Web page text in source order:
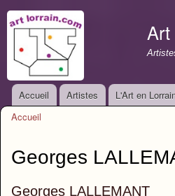
Art
Menu principal
Accueil Artistes L'Art en
Accueil
Georges
Georges LALLEMANT